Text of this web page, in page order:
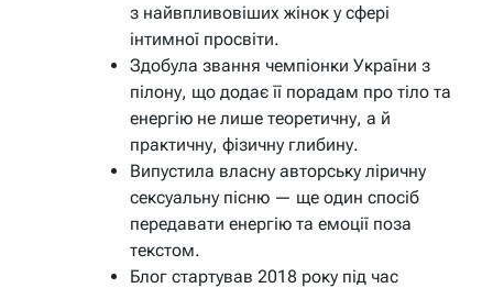
з найвпливовіших жінок у сфері
інтимної просвіти.
Здобула звання чемпіонки України з
пілону, що додає її порадам про тіло та
енергію не лише теоретичну, а й
практичну, фізичну глибину.
Випустила власну авторську ліричну
сексуальну пісню — ще один спосіб
передавати енергію та емоції поза
текстом.
Блог стартував 2018 року під час